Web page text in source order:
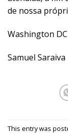
de nossa
Washington
Samuel Saraiva
This entry was